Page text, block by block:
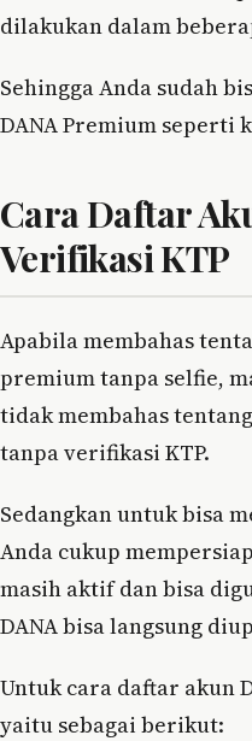
dilakukan dalam
Sehingga Anda sudah
DANA Premium seperti
Cara Daftar
Verifikasi KTP
Apabila membahas
premium tanpa selfie,
tidak membahas
tanpa verifikasi KTP.
Sedangkan untuk bisa
Anda cukup
masih aktif dan bisa
DANA bisa langsung
Untuk cara daftar akun
yaitu sebagai berikut: